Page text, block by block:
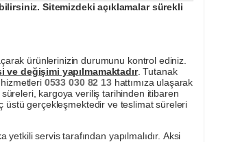
Sitemizdeki açıklamalar sürekli
ürünlerinizin durumunu kontrol ediniz.
ve değişimi yapılmamaktadır. Tutanak
0533 030 82 13hattımıza ulaşarak
kargoya veriliş tarihinden itibaren
üstü gerçekleşmektedir ve teslimat süreleri
servis tarafından yapılmalıdır. Aksi